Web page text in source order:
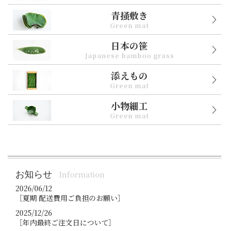
青掻敷き
Green mat
日本の笹
Japanese bamboo grass
添えもの
Green mat
小物細工
Green mat
お知らせ
Information
2026/06/12
［夏期 配送費用ご負担のお願い］
2025/12/26
［年内最終ご注文日について］